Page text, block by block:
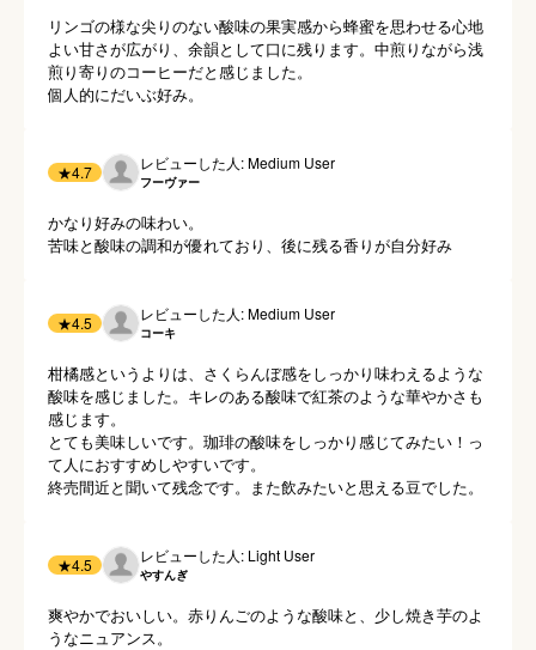
リンゴの様な尖りのない酸味の果実感から蜂蜜を思わせる心地
よい甘さが広がり、余韻として口に残ります。中煎りながら浅
煎り寄りのコーヒーだと感じました。
個人的にだいぶ好み。
★4.7 レビューした人: Medium User
フーヴァー
かなり好みの味わい。
苦味と酸味の調和が優れており、後に残る香りが自分好み
★4.5 レビューした人: Medium User
コーキ
柑橘感というよりは、さくらんぼ感をしっかり味わえるような
酸味を感じました。キレのある酸味で紅茶のような華やかさも
感じます。
とても美味しいです。珈琲の酸味をしっかり感じてみたい！っ
て人におすすめしやすいです。
終売間近と聞いて残念です。また飲みたいと思える豆でした。
★4.5 レビューした人: Light User
やすんぎ
爽やかでおいしい。赤りんごのような酸味と、少し焼き芋のよ
うなニュアンス。